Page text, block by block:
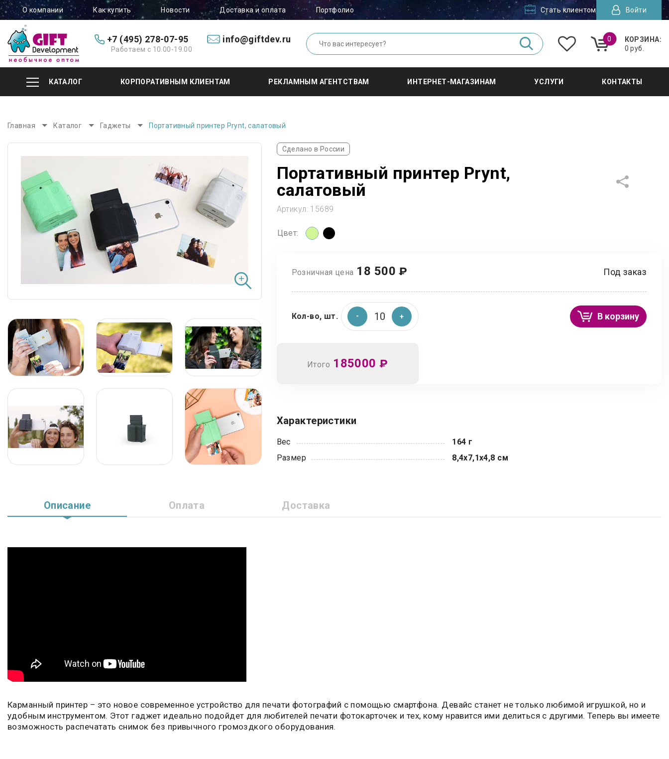
О компании Как купить Новости Доставка и оплата Портфолио Стать клиентом Войти
+7 (495) 278-07-95
Работаем с 10.00-19.00
info@giftdev.ru 0
КОРЗИНА:
0 руб.
КАТАЛОГ КОРПОРАТИВНЫМ КЛИЕНТАМ РЕКЛАМНЫМ АГЕНТСТВАМ ИНТЕРНЕТ-МАГАЗИНАМ УСЛУГИ КОНТАКТЫ
Главная Каталог Гаджеты Портативный принтер Prynt, салатовый
Сделано в России
Портативный принтер Prynt,
салатовый
Артикул: 15689
Цвет:
Розничная цена 18 500 ₽ Под заказ
Кол-во, шт. В корзину
Итого 185000 ₽
Характеристики
Вес
164 г
Размер
8,4х7,1х4,8 см
Описание Оплата Доставка
Карманный принтер – это новое современное устройство для печати фотографий с помощью смартфона. Девайс станет не только любимой игрушкой, но и
удобным инструментом. Этот гаджет идеально подойдет для любителей печати фотокарточек и тех, кому нравится ими делиться с другими. Теперь вы имеете
возможность распечатать снимок без привычного громоздкого оборудования.